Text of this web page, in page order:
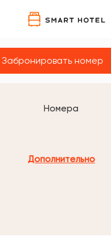
Забронировать номер
Номера
Дополнительно